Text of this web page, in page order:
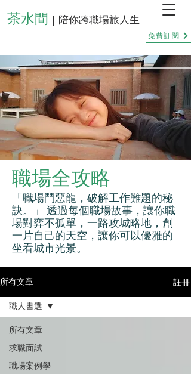
茶水間 ｜陪你跨職場旅人生
免費訂閱
職場全攻略
「職場鬥惡龍，破解工作難題的秘
訣。」 透過每個職場故事，讓你職
場對弈不孤單，一路攻城略地，創
一片自己的天空，讓你可以優雅的
坐看城市光景。
所有文章 註冊
所有文章
求職面試
職場案例學
職人書選